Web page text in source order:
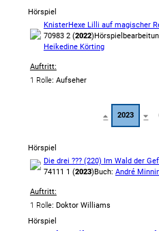
Hörspiel
KnisterHexe Lilli auf magischer
70983 2 (2022)
Heikedine Körting
Auftritt:
1 Rolle: Aufseher
2023
Hörspiel
Die drei ??? (220) Im Wald der
74111 1 (2023)Buch: André
Auftritt:
1 Rolle: Doktor Williams
Hörspiel